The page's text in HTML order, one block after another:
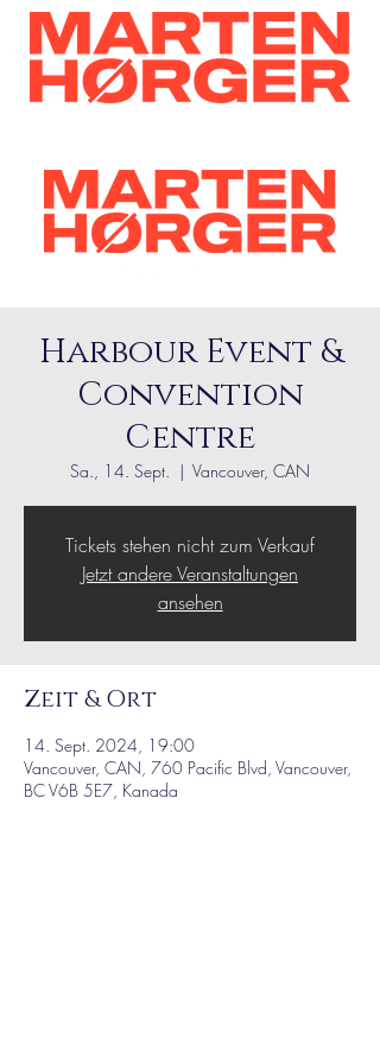
Harbour Event &
Convention
Centre
Sa., 14. Sept.
  |
Vancouver, CAN
Tickets stehen nicht zum Verkauf
Jetzt andere Veranstaltungen
ansehen
Zeit & Ort
14. Sept. 2024, 19:00
Vancouver, CAN, 760 Pacific Blvd, Vancouver,
BC V6B 5E7, Kanada